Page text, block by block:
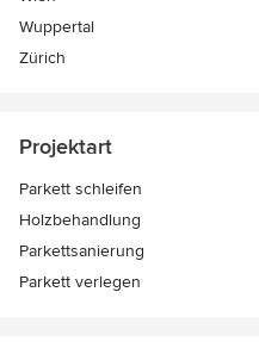
Wuppertal
Zürich
Projektart
Parkett schleifen
Holzbehandlung
Parkettsanierung
Parkett verlegen